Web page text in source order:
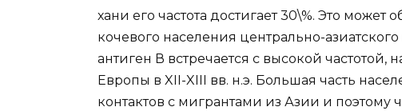
хани его частота достигает 30\%. Это
кочевого населения центрально-
антиген В встречается с высокой
Европы в XII-XIII вв. н.э. Большая часть
контактов с мигрантами из Азии и поэтому